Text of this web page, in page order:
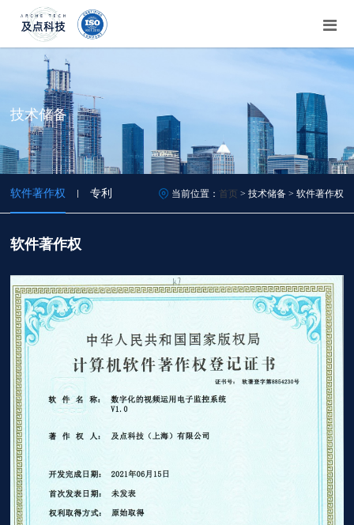
技术储备
软件著作权 专利 当前位置： 首页 > 技术储备 > 软件著作权
软件著作权